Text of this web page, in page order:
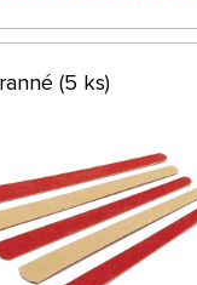
(5 ks)